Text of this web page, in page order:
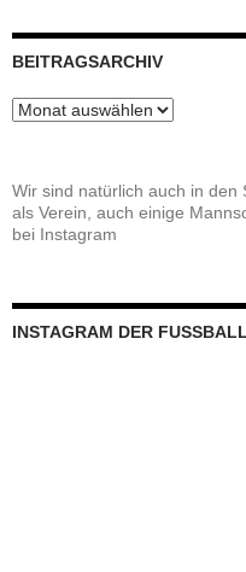
BEITRAGSARCHIV
Beitragsarchiv
Wir sind natürlich auch in
als Verein, auch einige
bei Instagram
INSTAGRAM DER